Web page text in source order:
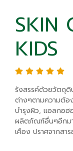
SKIN
KIDS
รังสรรค์ด้วยวัตถุดิ
ต่างๆตามความต้
บำรุงผิว, แอลกอ
ผลิตภัณฑ์อื่นๆอีกม
เคือง ปราศจากสา